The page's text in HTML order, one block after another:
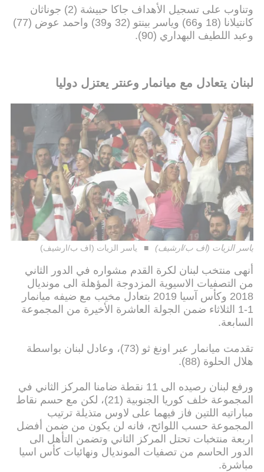
وتناوب على تسجيل الأهداف جاكا حبيشة (2) جوناثان
كانتيلانا (18 و66) وياسر بينتو (32 و39) واحمد عوض (77)
وعبد اللطيف البهداري (90).
لبنان يتعادل مع ميانمار وعنتر يعتزل دوليا
ياسر الزيات (اف ب/ارشيف) ياسر الزيات (اف ب/ارشيف)
أنهى منتخب لبنان لكرة القدم مشواره في الدور الثاني
من التصفيات الاسيوية المزدوجة المؤهلة الى مونديال
2018 وكأس آسيا 2019 بتعادل مخيب مع ضيفه ميانمار
1-1 الثلاثاء ضمن الجولة العاشرة الأخيرة من المجموعة
السابعة.
تقدمت ميانمار عبر اونغ ثو (73)، وعادل لبنان بواسطة
هلال الحلوة (88).
ورفع لبنان رصيده الى 11 نقطة ضامنا المركز الثاني في
المجموعة خلف كوريا الجنوبية (21)، لكن مع حسم نقاط
مباراتيه اللتين فاز فيهما على لاوس متذيلة ترتيب
المجموعة حسب اللوائح، فانه لن يكون من ضمن أفضل
اربعة منتخبات تحتل المركز الثاني وتضمن التأهل الى
الدور الحاسم من تصفيات المونديال ونهائيات كأس اسيا
مباشرة.